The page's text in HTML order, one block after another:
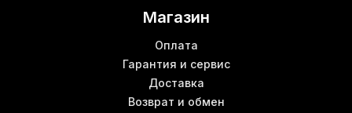
Кабель патч корд купить
Асик для майнинга биткоинов
Аппаратный кошелек купить
Майнинг ферма подключение
Магазин
Оплата
Гарантия и сервис
Доставка
Возврат и обмен